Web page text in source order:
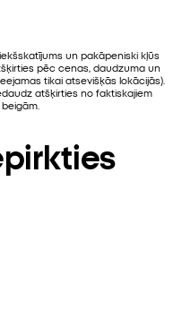
un pakāpeniski kļūs
pēc cenas, daudzuma un
tikai atsevišķās lokācijās).
atšķirties no faktiskajiem